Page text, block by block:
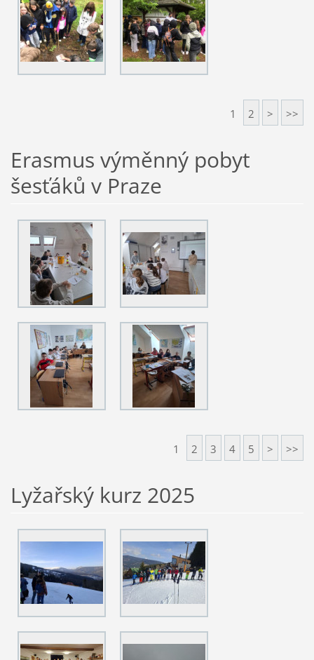
1 2 > >>
Erasmus výměnný pobyt
šesťáků v Praze
1 2 3 4 5 > >>
Lyžařský kurz 2025